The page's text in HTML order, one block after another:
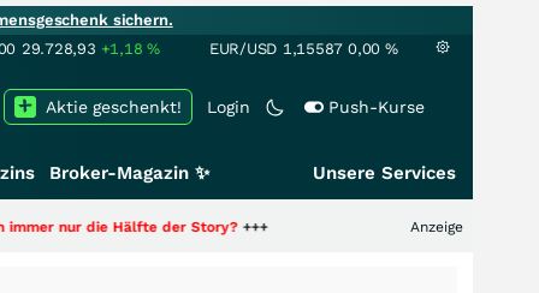
sichern.
29.728,93 +1,18% EUR/USD 1,15587 0,00 %
Login Push-Kurse
Aktie geschenkt!
Broker-Magazin ✨ Unsere Services
Hälfte der Story?+++ Anzeige